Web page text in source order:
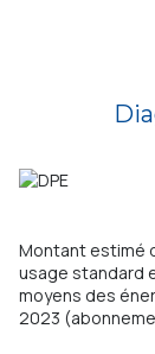
Montant estimé
usage standard
moyens des
2023